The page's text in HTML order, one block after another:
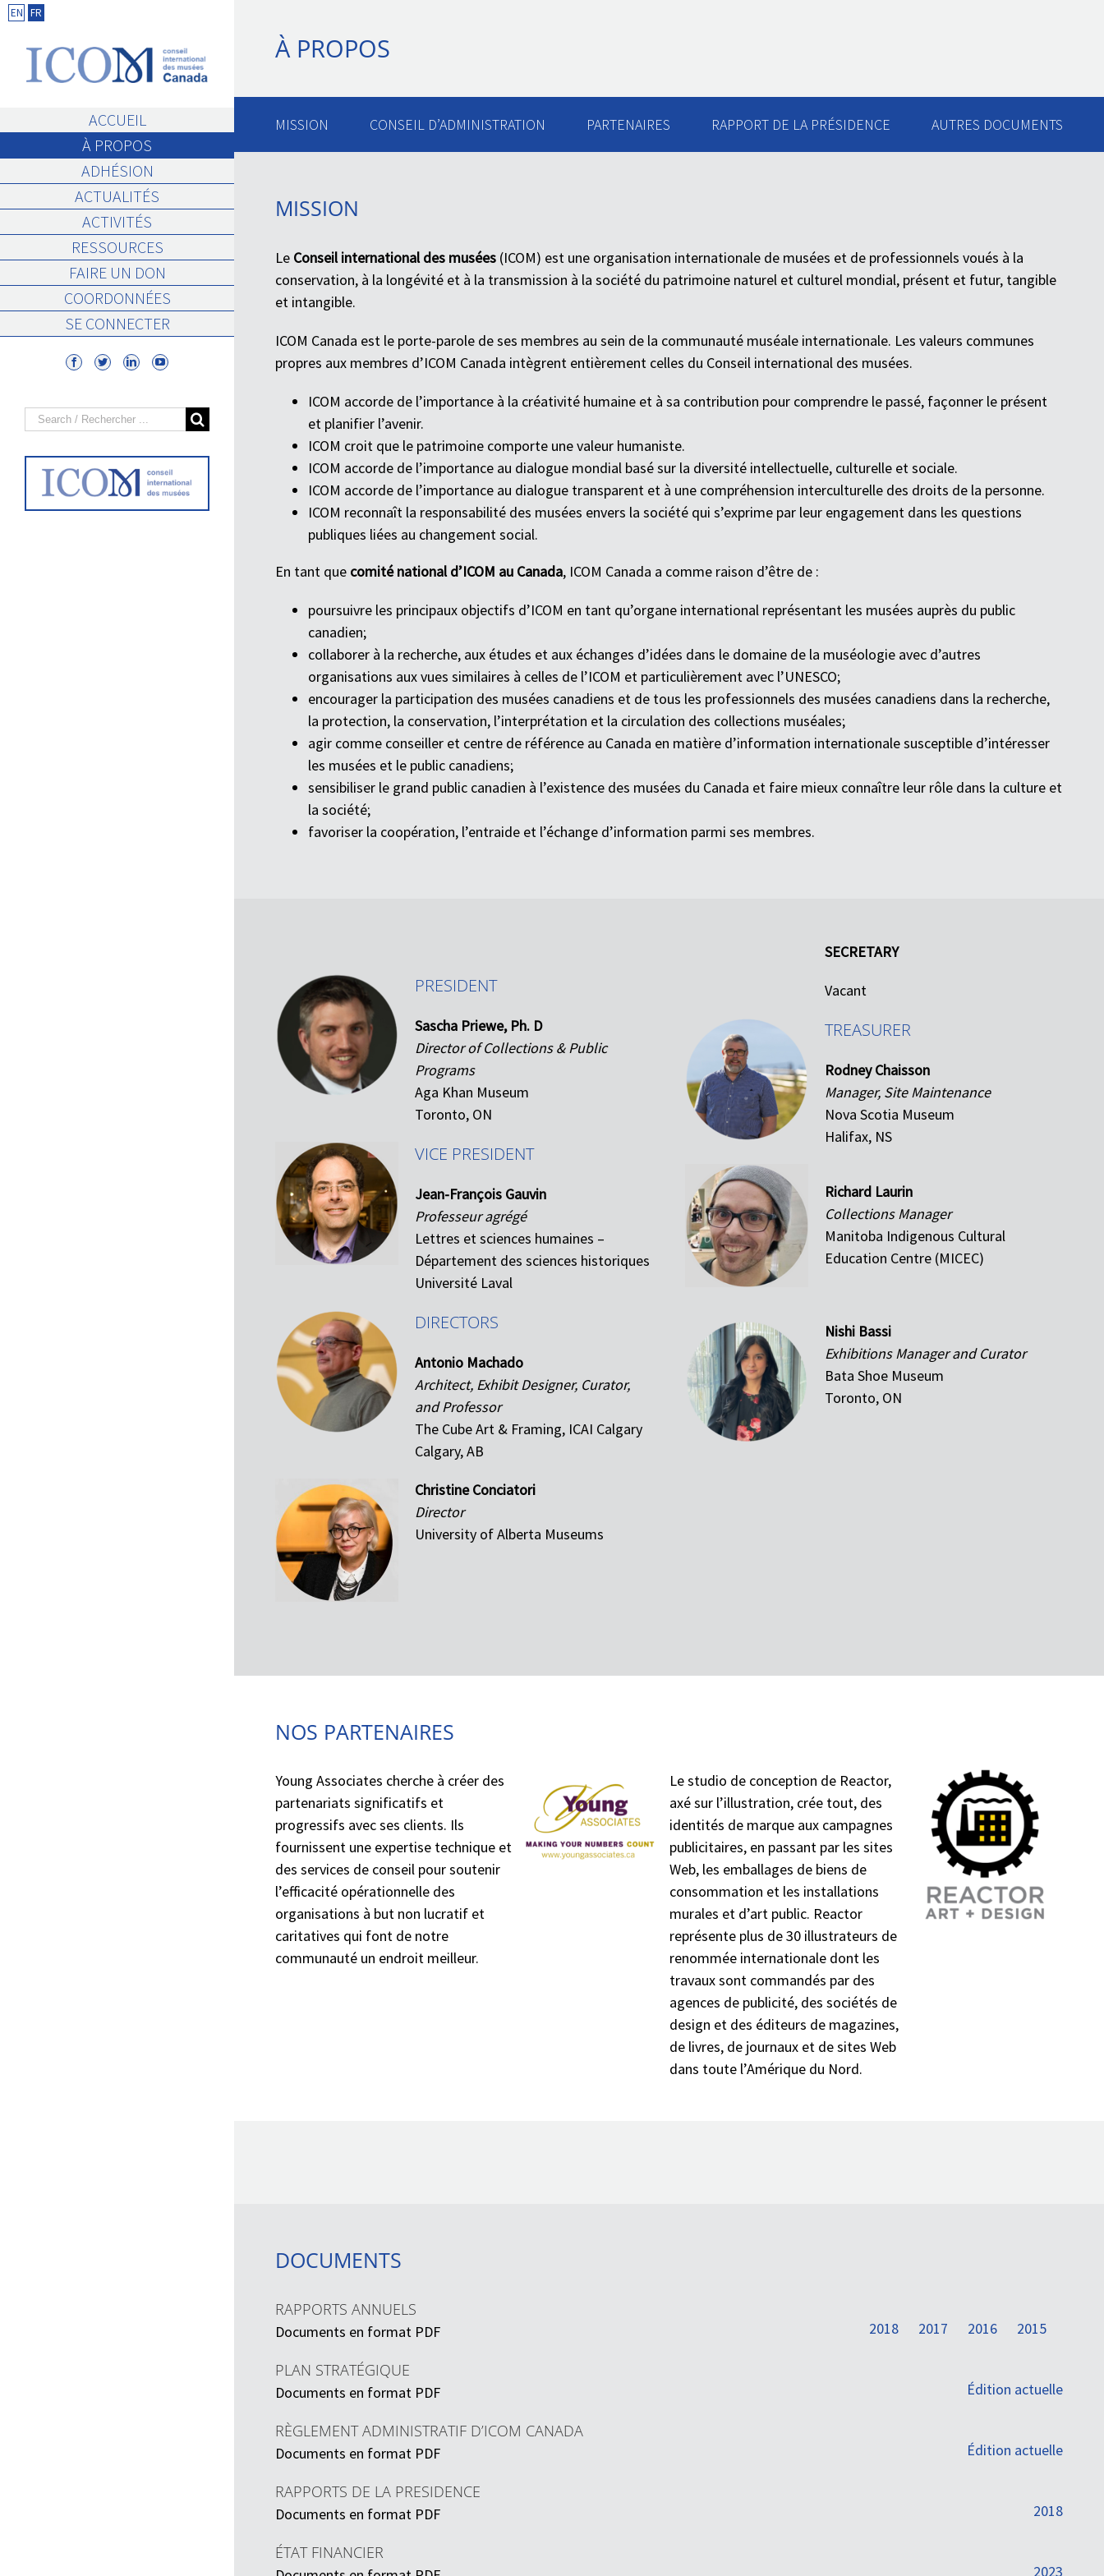
Skip
content
À PROPOS
MISSION CONSEIL D’ADMINISTRATION PARTENAIRES RAPPORT DE LA PRÉSIDENCE AUTRES DOCUMENTS
MISSION
Le Conseil international des musées (ICOM) est une organisation internationale de musées et de professionnels voués à la
conservation, à la longévité et à la transmission à la société du patrimoine naturel et culturel mondial, présent et futur, tangible
et intangible.
ICOM Canada est le porte-parole de ses membres au sein de la communauté muséale internationale. Les valeurs communes
propres aux membres d’ICOM Canada intègrent entièrement celles du Conseil international des musées.
ICOM accorde de l’importance à la créativité humaine et à sa contribution pour comprendre le passé, façonner le présent
et planifier l’avenir.
ICOM croit que le patrimoine comporte une valeur humaniste.
ICOM accorde de l’importance au dialogue mondial basé sur la diversité intellectuelle, culturelle et sociale.
ICOM accorde de l’importance au dialogue transparent et à une compréhension interculturelle des droits de la personne.
ICOM reconnaît la responsabilité des musées envers la société qui s’exprime par leur engagement dans les questions
publiques liées au changement social.
En tant que comité national d’ICOM au Canada, ICOM Canada a comme raison d’être de :
poursuivre les principaux objectifs d’ICOM en tant qu’organe international représentant les musées auprès du public
canadien;
collaborer à la recherche, aux études et aux échanges d’idées dans le domaine de la muséologie avec d’autres
organisations aux vues similaires à celles de l’ICOM et particulièrement avec l’UNESCO;
encourager la participation des musées canadiens et de tous les professionnels des musées canadiens dans la recherche,
la protection, la conservation, l’interprétation et la circulation des collections muséales;
agir comme conseiller et centre de référence au Canada en matière d’information internationale susceptible d’intéresser
les musées et le public canadiens;
sensibiliser le grand public canadien à l’existence des musées du Canada et faire mieux connaître leur rôle dans la culture et
la société;
favoriser la coopération, l’entraide et l’échange d’information parmi ses membres.
PRESIDENT
Sascha Priewe, Ph. D
Director of Collections & Public
Programs
Aga Khan Museum
Toronto, ON
VICE PRESIDENT
Jean-François Gauvin
Professeur agrégé
Lettres et sciences humaines –
Département des sciences historiques
Université Laval
DIRECTORS
Antonio Machado
Architect, Exhibit Designer, Curator,
and Professor
The Cube Art & Framing, ICAI Calgary
Calgary, AB
Christine Conciatori
Director
University of Alberta Museums
SECRETARY
Vacant
TREASURER
Rodney Chaisson
Manager, Site Maintenance
Nova Scotia Museum
Halifax, NS
Richard Laurin
Collections Manager
Manitoba Indigenous Cultural
Education Centre (MICEC)
Nishi Bassi
Exhibitions Manager and Curator
Bata Shoe Museum
Toronto, ON
NOS PARTENAIRES
Young Associates cherche à créer des
partenariats significatifs et
progressifs avec ses clients. Ils
fournissent une expertise technique et
des services de conseil pour soutenir
l’efficacité opérationnelle des
organisations à but non lucratif et
caritatives qui font de notre
communauté un endroit meilleur.
Le studio de conception de Reactor,
axé sur l’illustration, crée tout, des
identités de marque aux campagnes
publicitaires, en passant par les sites
Web, les emballages de biens de
consommation et les installations
murales et d’art public. Reactor
représente plus de 30 illustrateurs de
renommée internationale dont les
travaux sont commandés par des
agences de publicité, des sociétés de
design et des éditeurs de magazines,
de livres, de journaux et de sites Web
dans toute l’Amérique du Nord.
DOCUMENTS
RAPPORTS ANNUELS
Documents en format PDF 2018 2017 2016 2015
PLAN STRATÉGIQUE
Documents en format PDF Édition actuelle
RÈGLEMENT ADMINISTRATIF D’ICOM CANADA
Documents en format PDF Édition actuelle
RAPPORTS DE LA PRESIDENCE
Documents en format PDF 2018
ÉTAT FINANCIER
2023
EN FR
ACCUEIL
À PROPOS
ADHÉSION
ACTUALITÉS
ACTIVITÉS
RESSOURCES
FAIRE UN DON
COORDONNÉES
SE CONNECTER
Search